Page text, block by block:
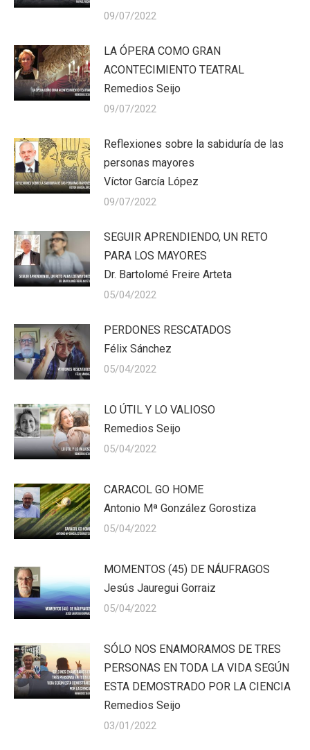
09/07/2022
LA ÓPERA COMO GRAN
ACONTECIMIENTO TEATRAL
Remedios Seijo
09/07/2022
Reflexiones sobre la sabiduría de las
personas mayores
Víctor García López
09/07/2022
SEGUIR APRENDIENDO, UN RETO
PARA LOS MAYORES
Dr. Bartolomé Freire Arteta
05/04/2022
PERDONES RESCATADOS
Félix Sánchez
05/04/2022
LO ÚTIL Y LO VALIOSO
Remedios Seijo
05/04/2022
CARACOL GO HOME
Antonio Mª González Gorostiza
05/04/2022
MOMENTOS (45) DE NÁUFRAGOS
Jesús Jauregui Gorraiz
05/04/2022
SÓLO NOS ENAMORAMOS DE TRES
PERSONAS EN TODA LA VIDA SEGÚN
ESTA DEMOSTRADO POR LA CIENCIA
Remedios Seijo
03/01/2022